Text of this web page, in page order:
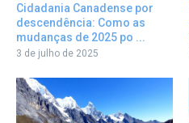
Cidadania Canadense por
descendência: Como as
mudanças de 2025 po ...
3 de julho de 2025